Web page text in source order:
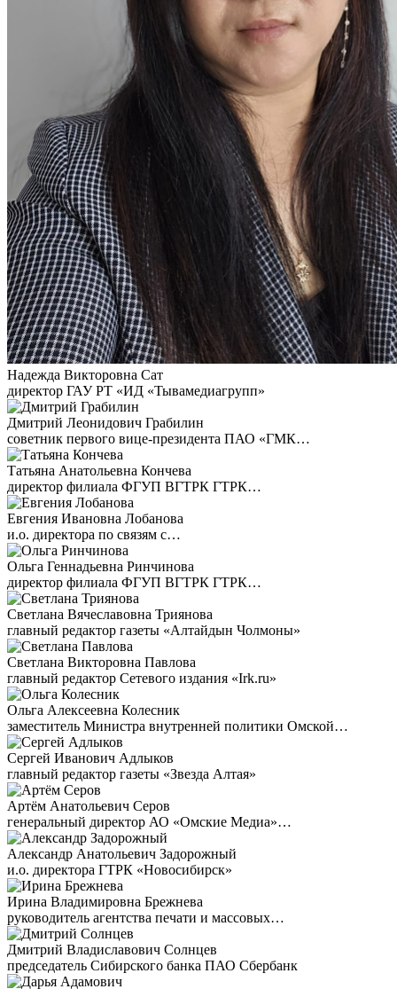
Надежда Викторовна Сат
директор ГАУ РТ «ИД «Тывамедиагрупп»
Дмитрий Леонидович Грабилин
советник первого вице-президента ПАО «ГМК…
Татьяна Анатольевна Кончева
директор филиала ФГУП ВГТРК ГТРК…
Евгения Ивановна Лобанова
и.о. директора по связям с…
Ольга Геннадьевна Ринчинова
директор филиала ФГУП ВГТРК ГТРК…
Светлана Вячеславовна Триянова
главный редактор газеты «Алтайдын Чолмоны»
Светлана Викторовна Павлова
главный редактор Сетевого издания «Irk.ru»
Ольга Алексеевна Колесник
заместитель Министра внутренней политики Омской…
Сергей Иванович Адлыков
главный редактор газеты «Звезда Алтая»
Артём Анатольевич Серов
генеральный директор АО «Омские Медиа»…
Александр Анатольевич Задорожный
и.о. директора ГТРК «Новосибирск»
Ирина Владимировна Брежнева
руководитель агентства печати и массовых…
Дмитрий Владиславович Солнцев
председатель Сибирского банка ПАО Сбербанк